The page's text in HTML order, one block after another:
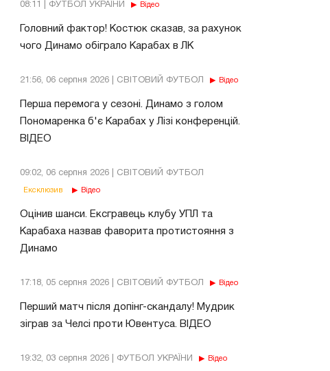
08:11 | ФУТБОЛ УКРАЇНИ Відео
Головний фактор! Костюк сказав, за рахунок
чого Динамо обіграло Карабах в ЛК
21:56, 06 серпня 2026 | СВІТОВИЙ ФУТБОЛ Відео
Перша перемога у сезоні. Динамо з голом
Пономаренка б'є Карабах у Лізі конференцій.
ВІДЕО
09:02, 06 серпня 2026 | СВІТОВИЙ ФУТБОЛ
Ексклюзив Відео
Оцінив шанси. Ексгравець клубу УПЛ та
Карабаха назвав фаворита протистояння з
Динамо
17:18, 05 серпня 2026 | СВІТОВИЙ ФУТБОЛ Відео
Перший матч після допінг-скандалу! Мудрик
зіграв за Челсі проти Ювентуса. ВІДЕО
19:32, 03 серпня 2026 | ФУТБОЛ УКРАЇНИ Відео